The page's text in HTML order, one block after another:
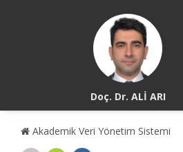
Doç. Dr. ALİ ARI
Akademik Veri Yönetim Sistemi